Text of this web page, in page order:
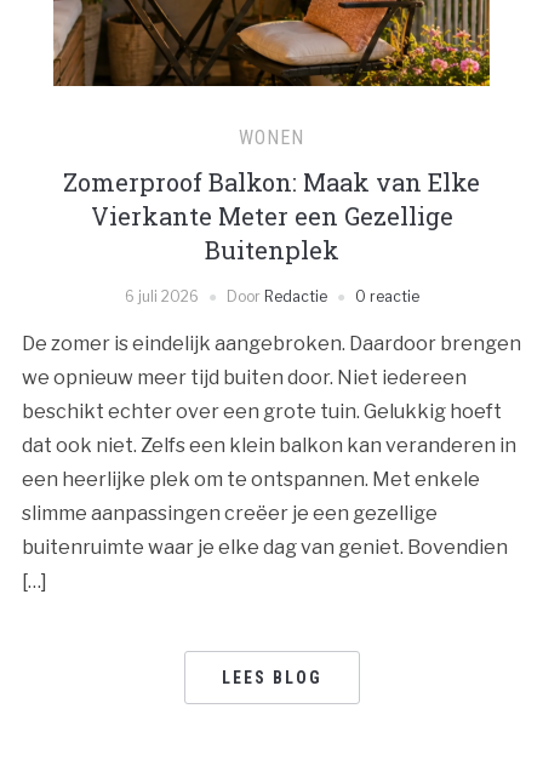
WONEN
Zomerproof Balkon: Maak van Elke
Vierkante Meter een Gezellige
Buitenplek
6 juli 2026 Door Redactie 0 reactie
De zomer is eindelijk aangebroken. Daardoor brengen
we opnieuw meer tijd buiten door. Niet iedereen
beschikt echter over een grote tuin. Gelukkig hoeft
dat ook niet. Zelfs een klein balkon kan veranderen in
een heerlijke plek om te ontspannen. Met enkele
slimme aanpassingen creëer je een gezellige
buitenruimte waar je elke dag van geniet. Bovendien
[…]
LEES BLOG